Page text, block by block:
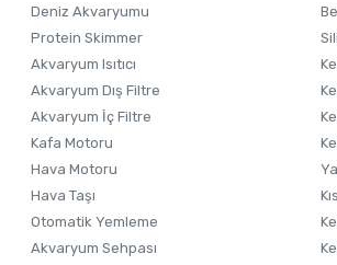
Ürün fiyatı diğer sitelerden daha
Bu ürüne benzer farklı alternatifler
Deniz Akvaryumu
Protein Skimmer
Akvaryum Isıtıcı
Akvaryum Dış Filtre
Akvaryum İç Filtre
Kafa Motoru
Hava Motoru
Hava Taşı
Otomatik Yemleme
Akvaryum Sehpası